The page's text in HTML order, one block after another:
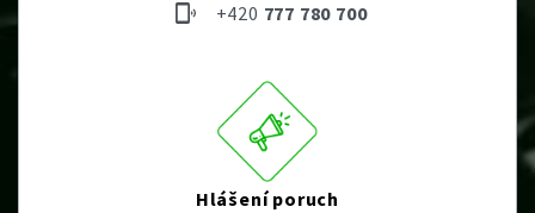
+420 777 780 700
Hlášení poruch